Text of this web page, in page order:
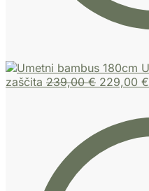
zaščita 239,00€ 229,00 €